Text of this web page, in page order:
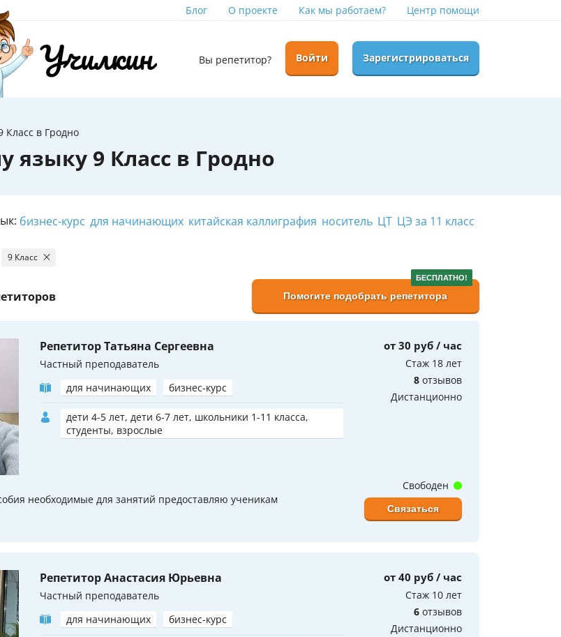
Блог О проекте Как мы работаем? Центр помощи
Вы репетитор? Войти Зарегистрироваться
Класс в Гродно
языку 9 Класс в Гродно
бизнес-курс для начинающих китайская каллиграфия носитель ЦТ ЦЭ за 11 класс
9 Класс
БЕСПЛАТНО!
Помогите подобрать репетитора
Репетитор Татьяна Сергеевна
Частный преподаватель
для начинающих
бизнес-курс
дети 4-5 лет, дети 6-7 лет, школьники 1-11 класса,
студенты, взрослые
от 30 руб / час
Стаж 18 лет
8 отзывов
Дистанционно
необходимые для занятий предоставляю ученикам
Свободен
Связаться
Репетитор Анастасия Юрьевна
Частный преподаватель
для начинающих
бизнес-курс
от 40 руб / час
Стаж 10 лет
6 отзывов
Дистанционно